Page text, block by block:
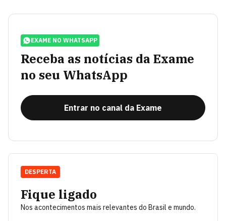
EXAME NO WHATSAPP
Receba as notícias da Exame
no seu WhatsApp
Entrar no canal da Exame
Fique ligado
Nos acontecimentos mais relevantes do Brasil e mundo.
DESPERTA